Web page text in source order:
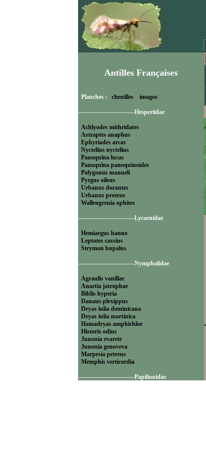
Antilles Françaises
Planches : chenilles imagos
----------------------------Hesperiidae
Achlyodes mithridates
Astraptes anaphus
Ephyriades arcas
Nyctelius nyctelius
Panoquina lucas
Panoquina panoquinoides
Polygonus manueli
Pyrgus oileus
Urbanus dorantes
Urbanus proteus
Wallengrenia ophites
----------------------------Lycaenidae
Hemiargus hanno
Leptotes cassius
Strymon bupalus
----------------------------Nymphalidae
Agraulis vanillae
Anartia jatrophae
Biblis hyperia
Danaus plexippus
Dryas iulia dominicana
Dryas iulia martinica
Hamadryas amphichloe
Historis odius
Junonia evarete
Junonia genoveva
Marpesia petreus
Memphis verticordia
----------------------------Papilionidae